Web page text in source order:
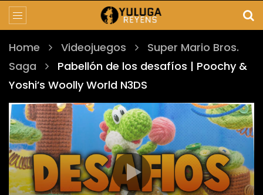
Home Videojuegos
Super Mario Bros.
Saga
Pabellón de los desafíos | Poochy &
Yoshi’s Woolly World N3DS